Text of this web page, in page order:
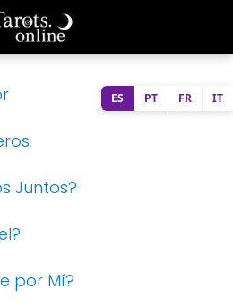
Juntos?
por Mí?
ES PT FR IT